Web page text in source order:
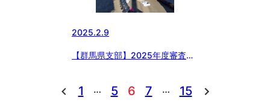
2025.2.9
【群馬県支部】2025年度審査講
1 … 5 6 7 … 15